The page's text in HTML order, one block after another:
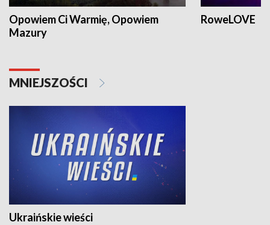
Opowiem Ci Warmię, Opowiem
Mazury
RoweLOVE
MNIEJSZOŚCI
Ukraińskie wieści